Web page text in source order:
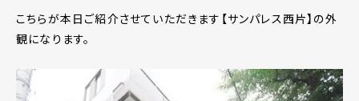
こちらが本日ご紹介させていただきます【サンパレス西片】の外
観になります。